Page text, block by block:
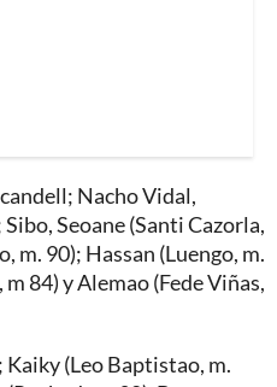
Nacho Vidal,
Seoane (Santi Cazorla,
m. 90); Hassan (Luengo, m.
84) y Alemao (Fede Viñas,
Kaiky (Leo Baptistao, m.